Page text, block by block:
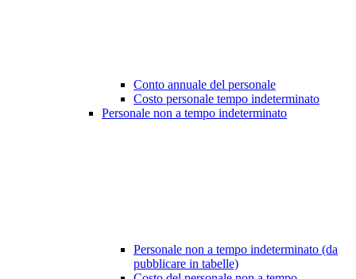
Conto annuale del personale
Costo personale tempo indeterminato
Personale non a tempo indeterminato
Personale non a tempo indeterminato (da
pubblicare in tabelle)